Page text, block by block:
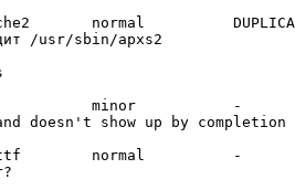
/usr/sbin/apxs2
doesn't show up by completion